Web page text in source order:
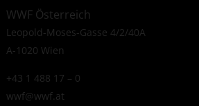
WWF Österreich
Leopold-Moses-Gasse 4/2/40A
A-1020 Wien
+43 1 488 17 – 0
wwf@wwf.at